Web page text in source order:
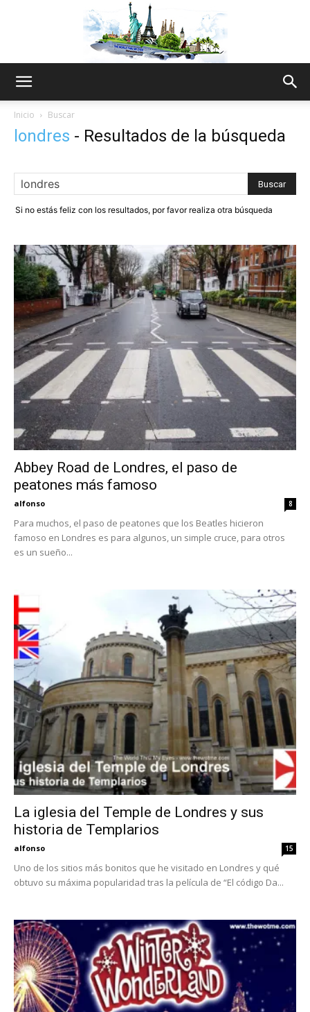
My
Eyes
Inicio Buscar
londres - Resultados de la búsqueda
Si no estás feliz con los resultados, por favor realiza otra búsqueda
Abbey Road de Londres, el paso de
peatones más famoso
alfonso 8
Para muchos, el paso de peatones que los Beatles hicieron
famoso en Londres es para algunos, un simple cruce, para otros
es un sueño...
La iglesia del Temple de Londres y sus
historia de Templarios
alfonso 15
Uno de los sitios más bonitos que he visitado en Londres y qué
obtuvo su máxima popularidad tras la película de “El código Da...